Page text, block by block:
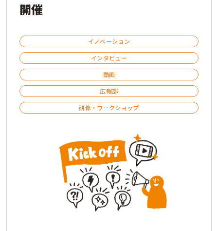
開催
イノベーション
インタビュー
動画
広報部
研修・ワークショップ